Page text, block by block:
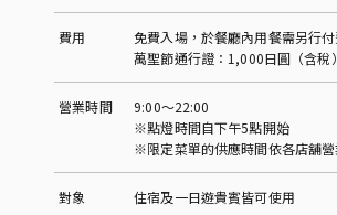
費用
免費入場，於餐廳內用餐需另行付
萬聖節通行證：1,000日圓（含稅）
營業時間
9:00～22:00
※點燈時間自下午5點開始
※限定菜單的供應時間依各店舖
對象 住宿及一日遊貴賓皆可使用